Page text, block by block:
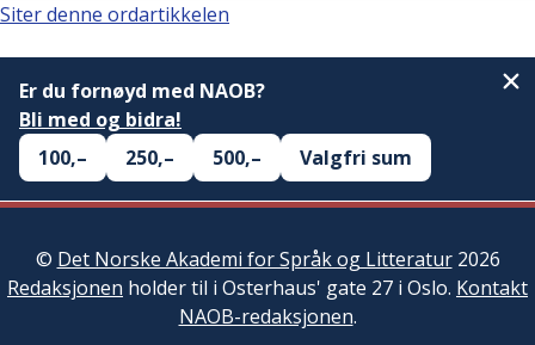
Siter denne ordartikkelen
Er du fornøyd med NAOB?
Bli med og bidra!
100,–
250,– 500,– Valgfri sum
© Det Norske Akademi for Språk og Litteratur2026
Redaksjonen holder til i Osterhaus' gate 27 i Oslo. Kontakt
NAOB-redaksjonen.